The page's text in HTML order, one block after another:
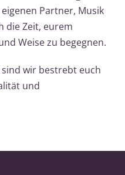
Partner, Musik
die Zeit, eurem
Weise zu begegnen.
wir bestrebt euch
und